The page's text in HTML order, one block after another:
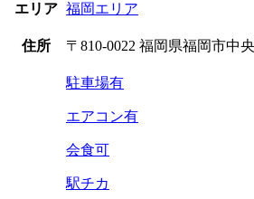
エリア 福岡エリア
住所 〒810-0022 福岡県福岡市中
駐車場有
エアコン有
会食可
駅チカ